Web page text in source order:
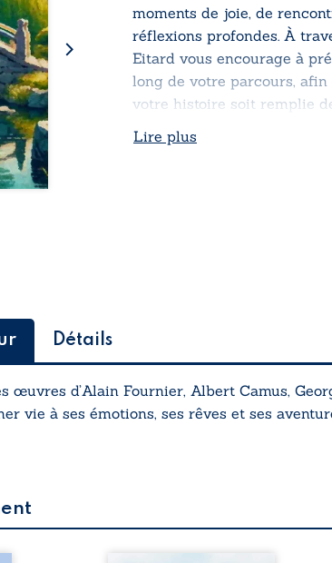
moments de joie, de
réflexions profondes. À
Eitard vous encourage à
long de votre parcours, afin
votre histoire soit remplie
Lire plus
Détails
œuvres d’Alain Fournier, Albert Camus,
vie à ses émotions, ses rêves et ses